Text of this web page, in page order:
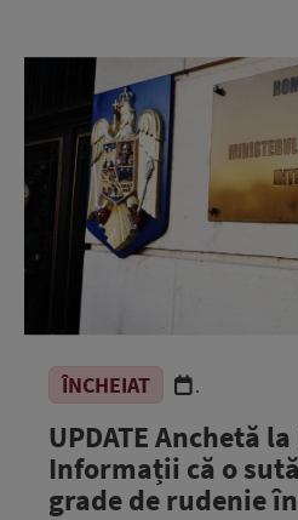
ÎNCHEIAT .
UPDATE Anchetă
Informații că o
grade de rudenie